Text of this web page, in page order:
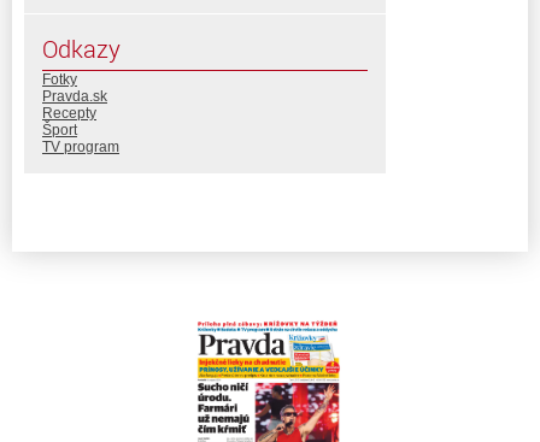
Odkazy
Fotky
Pravda.sk
Recepty
Šport
TV program